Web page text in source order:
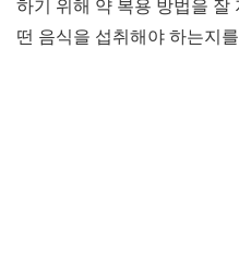
하기 위해 약 복용 방법을 잘
떤 음식을 섭취해야 하는지